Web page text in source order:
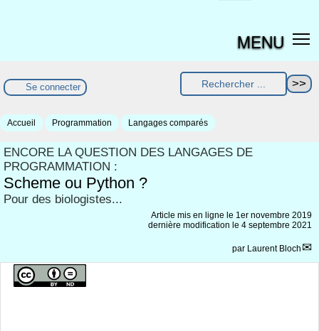
MENU
Se connecter
Accueil Programmation Langages comparés
ENCORE LA QUESTION DES LANGAGES DE
PROGRAMMATION :
Scheme ou Python ?
Pour des biologistes...
Article mis en ligne le 1er novembre 2019
dernière modification le 4 septembre 2021
par Laurent Bloch